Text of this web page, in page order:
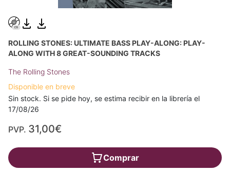
ROLLING STONES: ULTIMATE BASS PLAY-ALONG: PLAY-
ALONG WITH 8 GREAT-SOUNDING TRACKS
The Rolling Stones
Disponible en breve
Sin stock. Si se pide hoy, se estima recibir en la librería el
17/08/26
PVP. 31,00€
Comprar